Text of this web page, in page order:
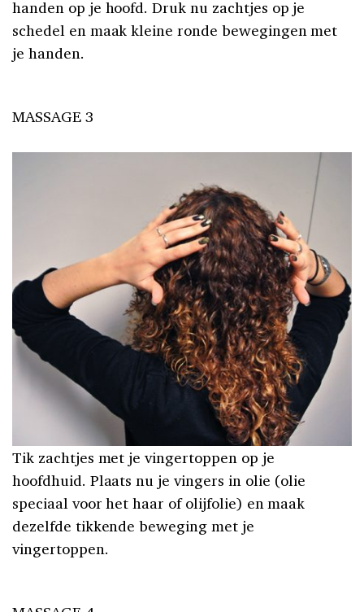
handen op je hoofd. Druk nu zachtjes op je
schedel en maak kleine ronde bewegingen met
je handen.
MASSAGE 3
Tik zachtjes met je vingertoppen op je
hoofdhuid. Plaats nu je vingers in olie (olie
speciaal voor het haar of olijfolie) en maak
dezelfde tikkende beweging met je
vingertoppen.